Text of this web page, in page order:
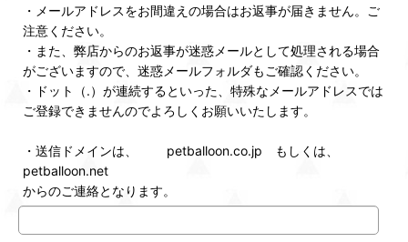
・メールアドレスをお間違えの場合はお返事が届きません。ご
注意ください。
・また、弊店からのお返事が迷惑メールとして処理される場合
がございますので、迷惑メールフォルダもご確認ください。
・ドット（.）が連続するといった、特殊なメールアドレスでは
ご登録できませんのでよろしくお願いいたします。
・送信ドメインは、 petballoon.co.jp もしくは、
petballoon.net
からのご連絡となります。